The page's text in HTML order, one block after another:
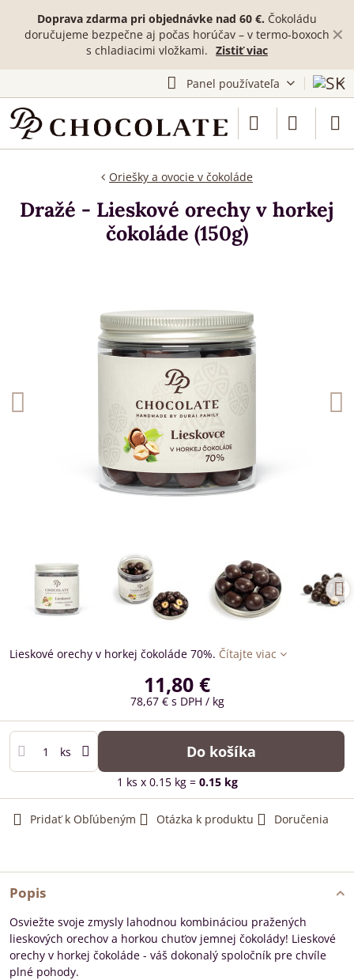
✕
Doprava zdarma pri objednávke nad 60 €. Čokoládu
doručujeme bezpečne aj počas horúčav – v termo-boxoch
s chladiacimi vložkami. Zistiť viac
Panel používateľa
Oriešky a ovocie v čokoláde
Dražé - Lieskové orechy v horkej
čokoláde (150g)
Lieskové orechy v horkej čokoláde 70%. Čítajte viac
11,80 €
78,67 € s DPH / kg
ks Do košíka
1 ks x 0.15 kg = 0.15kg
Pridať k Obľúbeným Otázka k produktu Doručenia
Popis
Osviežte svoje zmysly lahodnou kombináciou pražených
lieskových orechov a horkou chuťov jemnej čokolády! Lieskové
orechy v horkej čokoláde - váš dokonalý spoločník pre chvíle
plné pohody.